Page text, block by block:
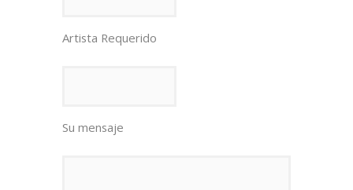
Artista Requerido
Su mensaje